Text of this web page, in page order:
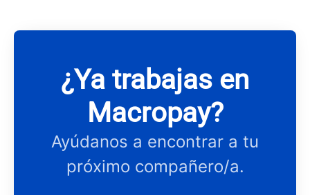
¿Ya trabajas en
Macropay?
Ayúdanos a encontrar a tu
próximo compañero/a.